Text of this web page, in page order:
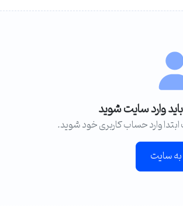
وارد سایت شوید
وارد حساب کاربری خود شوید.
به سایت